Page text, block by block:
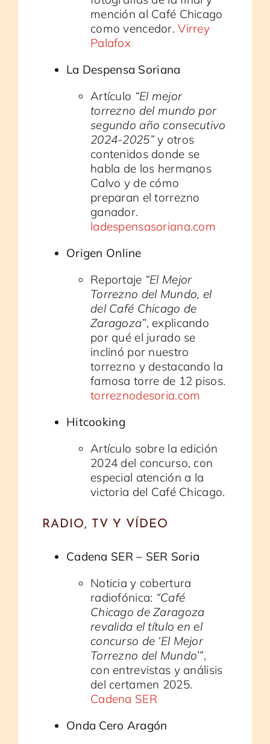
mención al Café Chicago
como vencedor.Virrey
Palafox
La Despensa Soriana
Artículo “El mejor
torrezno del mundo por
segundo año consecutivo
2024-2025”y otros
contenidos donde se
habla de los hermanos
Calvo y de cómo
preparan el torrezno
ganador.
ladespensasoriana.com
Origen Online
Reportaje “El Mejor
Torrezno del Mundo, el
del Café Chicago de
Zaragoza”, explicando
por qué el jurado se
inclinó por nuestro
torrezno y destacando la
famosa torre de 12 pisos.
torreznodesoria.com
Hitcooking
Artículo sobre la edición
2024 del concurso, con
especial atención a la
victoria del Café Chicago.
RADIO, TV Y VÍDEO
Cadena SER – SER Soria
Noticia y cobertura
radiofónica: “Café
Chicago de Zaragoza
revalida el título en el
concurso de ‘El Mejor
Torrezno del Mundo’”,
con entrevistas y análisis
del certamen 2025.
Cadena SER
Onda Cero Aragón